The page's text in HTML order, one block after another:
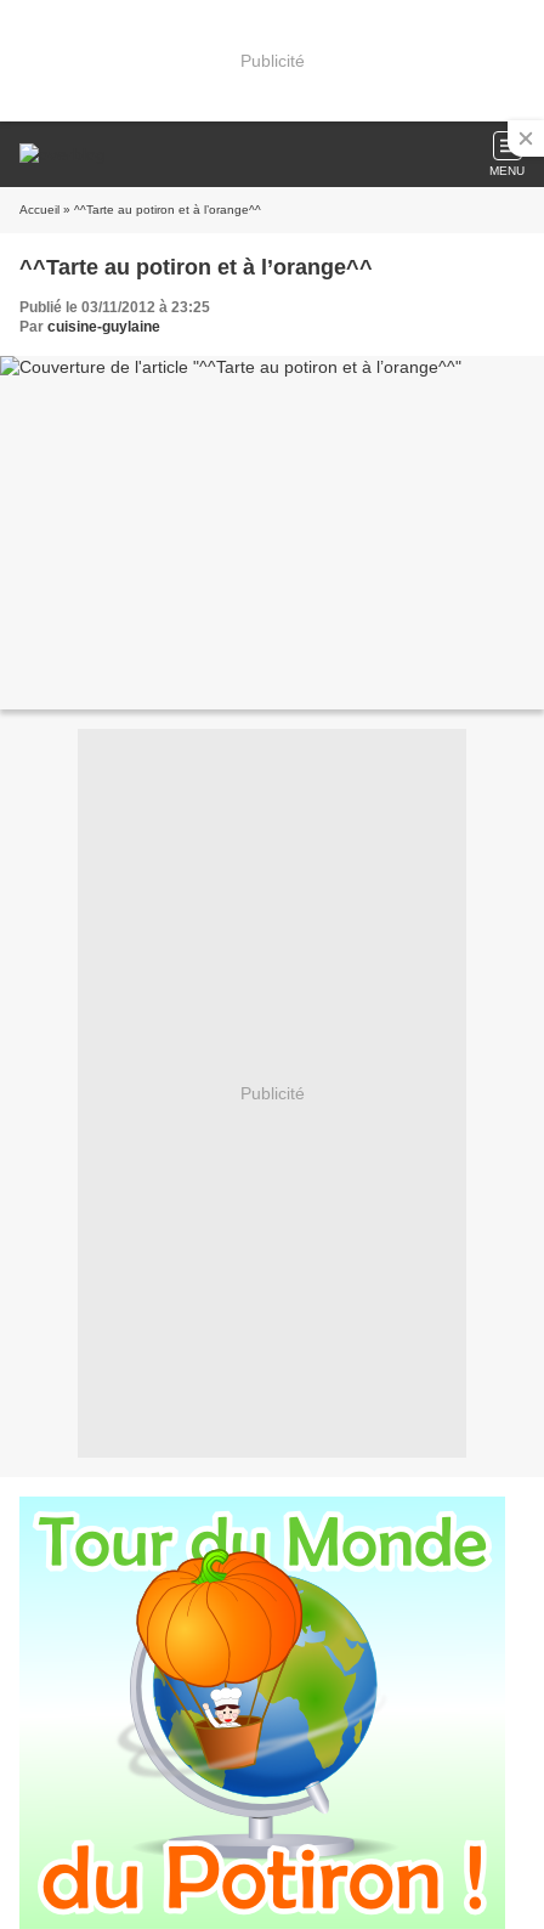
Publicité
MENU
Accueil » ^^Tarte au potiron et à l’orange^^
^^Tarte au potiron et à l’orange^^
Publié le 03/11/2012 à 23:25
Par cuisine-guylaine
Publicité